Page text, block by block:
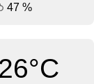
47 %